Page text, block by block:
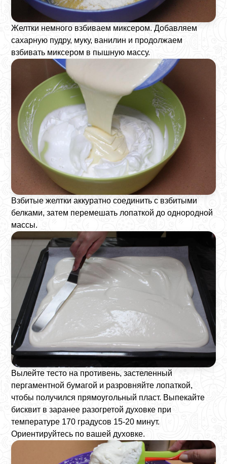
Желтки немного взбиваем миксером. Добавляем
сахарную пудру, муку, ванилин и продолжаем
взбивать миксером в пышную массу.
Взбитые желтки аккуратно соединить с взбитыми
белками, затем перемешать лопаткой до однородной
массы.
Вылейте тесто на противень, застеленный
пергаментной бумагой и разровняйте лопаткой,
чтобы получился прямоугольный пласт. Выпекайте
бисквит в заранее разогретой духовке при
температуре 170 градусов 15-20 минут.
Ориентируйтесь по вашей духовке.